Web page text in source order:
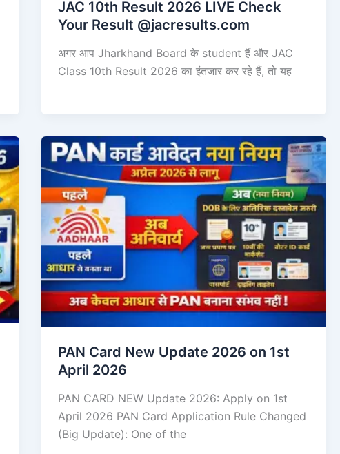
JAC 10th Result 2026 LIVE Check
Your Result @jacresults.com
अगर आप Jharkhand Board के student हैं और JAC
Class 10th Result 2026 का इंतजार कर रहे हैं, तो यह
PAN Card New Update 2026 on 1st
April 2026
PAN CARD NEW Update 2026: Apply on 1st
April 2026 PAN Card Application Rule Changed
(Big Update): One of the